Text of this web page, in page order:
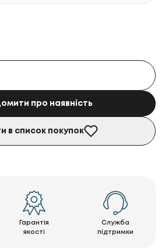
про наявність
в список покупок
Гарантія
якості
Служба
підтримки